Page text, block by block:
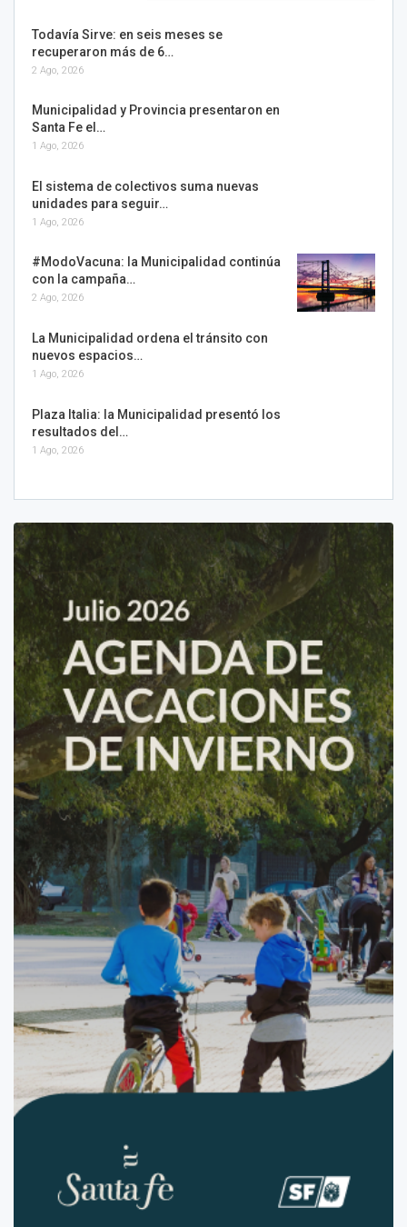
Todavía Sirve: en seis meses se
recuperaron más de 6…
2 Ago, 2026
Municipalidad y Provincia presentaron en
Santa Fe el…
1 Ago, 2026
El sistema de colectivos suma nuevas
unidades para seguir…
1 Ago, 2026
#ModoVacuna: la Municipalidad continúa
con la campaña…
2 Ago, 2026
La Municipalidad ordena el tránsito con
nuevos espacios…
1 Ago, 2026
Plaza Italia: la Municipalidad presentó los
resultados del…
1 Ago, 2026